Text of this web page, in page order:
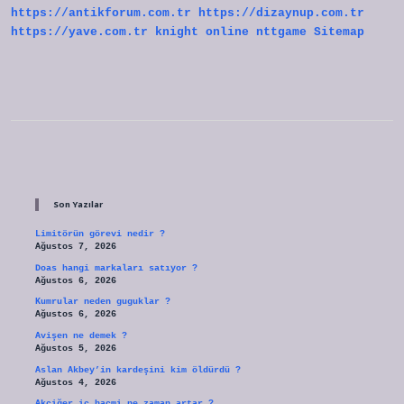
https://antikforum.com.tr
https://dizaynup.com.tr
https://yave.com.tr
knight online nttgame Sitemap
Son Yazılar
Limitörün görevi nedir ?
Ağustos 7, 2026
Doas hangi markaları satıyor ?
Ağustos 6, 2026
Kumrular neden guguklar ?
Ağustos 6, 2026
Avişen ne demek ?
Ağustos 5, 2026
Aslan Akbey’in kardeşini kim öldürdü ?
Ağustos 4, 2026